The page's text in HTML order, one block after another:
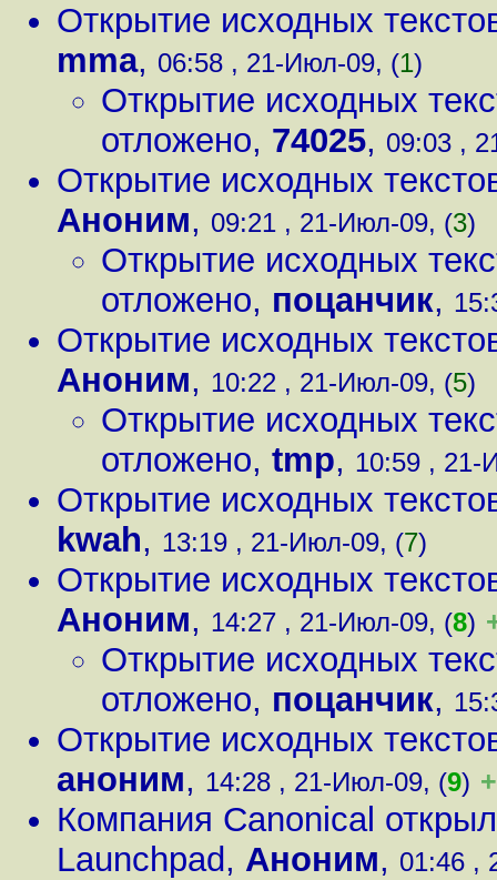
Открытие исходных
mma, 06:58 , 21-Июл-09, (1)
Открытие исходных
отложено, 74025, 09:03 ,
Открытие исходных
Аноним, 09:21 , 21-Июл-09, (3)
Открытие исходных
отложено, поцанчик,
Открытие исходных
Аноним, 10:22 , 21-Июл-09, (5)
Открытие исходных
отложено, tmp, 10:59 , 21-
Открытие исходных
kwah, 13:19 , 21-Июл-09, (7)
Открытие исходных
Аноним, 14:27 , 21-Июл-09, (8)
Открытие исходных
отложено, поцанчик,
Открытие исходных
аноним, 14:28 , 21-Июл-09, (9)
Компания Canonical
Launchpad, Аноним, 01:46 ,